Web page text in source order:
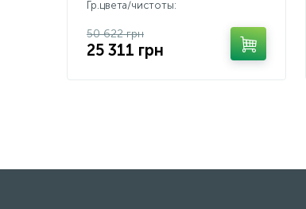
Гр.цвета/чистоты:
50 622 грн
25 311 грн